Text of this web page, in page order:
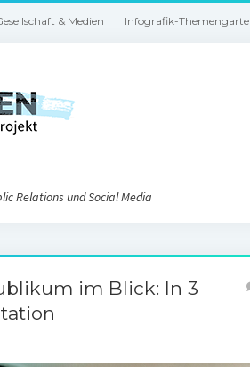
& Medien Infografik-
Relations und Social Media
im Blick: In 3